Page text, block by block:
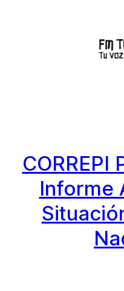
CORREPI
Informe